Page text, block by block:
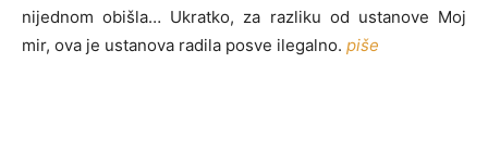
nijednom obišla… Ukratko, za razliku od ustanove Moj
mir, ova je ustanova radila posve ilegalno. piše